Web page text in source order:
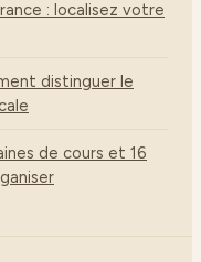
: localisez votre
distinguer le
de cours et 16